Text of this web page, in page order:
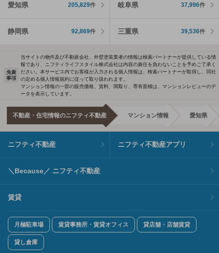
愛知県 205,829件 岐阜県 37,996件
静岡県 92,869件 三重県 39,536件
免責
事項
当サイトの物件及び不動産会社、外壁塗装業者の情報は検索パートナーが提供している情
報であり、ニフティライフスタイル株式会社は内容の責任を負わないことを予めご了承く
ださい。本サービス内でお客様が入力される個人情報は、検索パートナーが取得し、同社
の定める個人情報規約に従って取り扱われます。
マンション情報の一部の販売価格、賃料、間取り、専有面積は、マンションレビューのデ
ータを表示しています。
不動産・住宅情報のニフティ不動産 マンション情報 愛知県
ニフティ不動産 ニフティ不動産アプリ
＼Because／ ニフティ不動産
賃貸
月極駐車場 賃貸事務所・賃貸オフィス 貸店舗・店舗賃貸
貸し倉庫